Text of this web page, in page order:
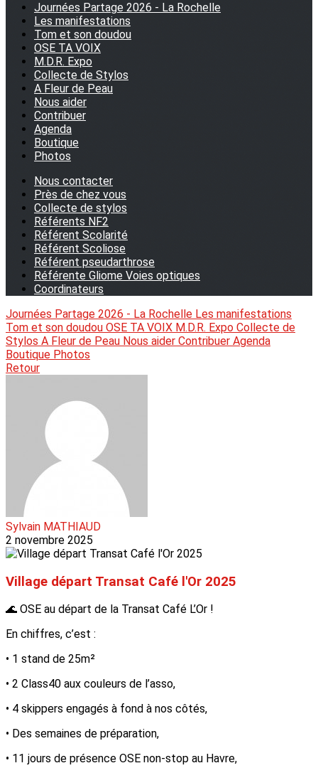
Journées Partage 2026 - La Rochelle
Les manifestations
Tom et son doudou
OSE TA VOIX
M.D.R. Expo
Collecte de Stylos
A Fleur de Peau
Nous aider
Contribuer
Agenda
Boutique
Photos
Nous contacter
Près de chez vous
Collecte de stylos
Référents NF2
Référent Scolarité
Référent Scoliose
Référent pseudarthrose
Référente Gliome Voies optiques
Coordinateurs
Journées Partage 2026 - La Rochelle Les manifestations
Tom et son doudou OSE TA VOIX M.D.R. Expo Collecte de
Stylos A Fleur de Peau Nous aider Contribuer Agenda
Boutique Photos
Retour
Sylvain MATHIAUD
2 novembre 2025
Village départ Transat Café l'Or 2025
🌊 OSE au départ de la Transat Café L’Or !
En chiffres, c’est :
• 1 stand de 25m²
• 2 Class40 aux couleurs de l’asso,
• 4 skippers engagés à fond à nos côtés,
• Des semaines de préparation,
• 11 jours de présence OSE non-stop au Havre,